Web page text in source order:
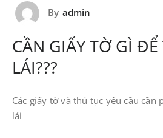
By admin
CẦN GIẤY TỜ GÌ
LÁI???
Các giấy tờ và thủ tục yêu cầu
lái